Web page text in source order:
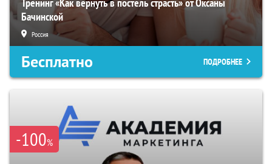
Тренинг «Как вернуть в постель страсть» от Оксаны
Бачинской
Россия
Бесплатно ПОДРОБНЕЕ
-100%